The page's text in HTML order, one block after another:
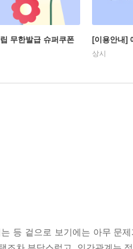
무한발급 슈퍼쿠폰 [이용안내]
상시
등 겉으로 보기에는 아무 문